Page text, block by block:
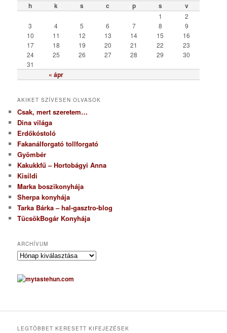
r
h k s c p s v
« ápr
1
2
3
4 5 6 7 8
9
10
11 12 13 14 15
16
17
18 19 20 21 22
23
24
25 26 27 28 29
30
31
AKIKET SZÍVESEN OLVASOK
Csak, mert szeretem…
Dina világa
Erdőkóstoló
Fakanálforgató tollforgató
Gyömbér
Kakukkfű – Hortobágyi Anna
Kisildi
Marka boszikonyhája
Sherpa konyhája
Tarka Bárka – hal-gasztro-blog
TücsökBogár Konyhája
ARCHÍVUM
A
c
h
u
LEGTÖBBET KERESETT KIFEJEZÉSEK